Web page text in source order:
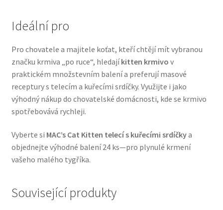
Wolf of Wilderness
Ideální pro
Pro chovatele a majitele koťat, kteří chtějí mít vybranou
značku krmiva „po ruce“, hledajíkitten krmivo v
praktickém množstevním balení a preferují masové
receptury s telecím a kuřecími srdíčky. Využijte i jako
výhodný nákup do chovatelské domácnosti, kde se krmivo
spotřebovává rychleji.
Vyberte si MAC’s Cat Kitten telecí s kuřecími srdíčkya
objednejte výhodné balení 24 ks—pro plynulé krmení
vašeho malého tygříka.
Související produkty